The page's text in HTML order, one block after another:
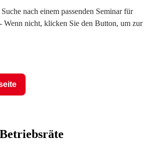
nach einem passenden Seminar für
Wenn nicht, klicken Sie den Button, um zur